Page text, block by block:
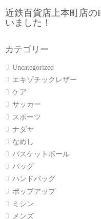
近鉄百貨店上本町店の
いました！
カテゴリー
Uncategorized
エキゾチックレザー
ケア
サッカー
スポーツ
ナダヤ
なめし
バスケットボール
バッグ
ハンドバッグ
ポップアップ
ミシン
メンズ